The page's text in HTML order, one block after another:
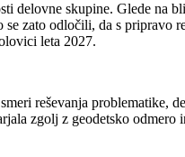
delovne skupine. Glede na
zato odločili, da s
leta 2027.
reševanja
zgolj z geodetsko